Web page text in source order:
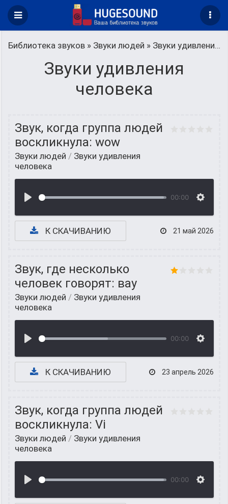
Библиотека звуков » Звуки людей » Звуки удивления человека
Звуки удивления
человека
Звук, когда группа людей
воскликнула: wow
Звуки людей / Звуки удивления
человека
00:00
К СКАЧИВАНИЮ 21 май 2026
Звук, где несколько
человек говорят: вау
Звуки людей / Звуки удивления
человека
00:00
К СКАЧИВАНИЮ 23 апрель 2026
Звук, когда группа людей
воскликнула: Vi
Звуки людей / Звуки удивления
человека
00:00